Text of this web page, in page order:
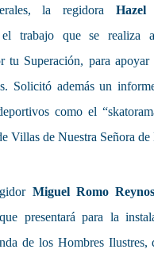
la regidoraHazel
el trabajo que se realiza
tu Superación, para
Solicitó además un
como el
Villas de Nuestra Señora
Miguel Romo
presentará para la
de los Hombres Ilustres,